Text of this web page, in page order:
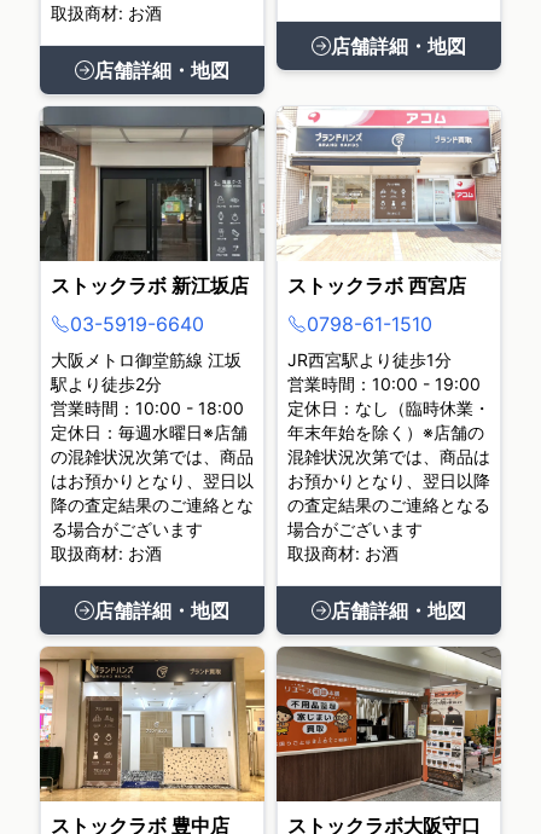
取扱商材: お酒
店舗詳細・地図
店舗詳細・地図
ストックラボ 新江坂店
03-5919-6640
大阪メトロ御堂筋線 江坂
駅より徒歩2分
営業時間：10:00 - 18:00
定休日：毎週水曜日※店舗
の混雑状況次第では、商品
はお預かりとなり、翌日以
降の査定結果のご連絡とな
る場合がございます
取扱商材: お酒
店舗詳細・地図
ストックラボ 西宮店
0798-61-1510
JR西宮駅より徒歩1分
営業時間：10:00 - 19:00
定休日：なし（臨時休業・
年末年始を除く）※店舗の
混雑状況次第では、商品は
お預かりとなり、翌日以降
の査定結果のご連絡となる
場合がございます
取扱商材: お酒
店舗詳細・地図
ストックラボ 豊中店
ストックラボ大阪守口